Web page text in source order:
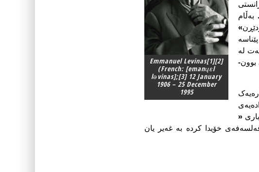
Emmanuel Levinas[1][2]
(French: [emanɥɛl
ləvinas];[3] 12 January
1906 – 25 December
1995
(زمانی، 1386، ص 23) و زانستی
پێناسە دەکات (کاپلستون ، 1385،ص 89) . بەڵام
ئەو تەنانەت لە
بوون-
«
خۆیدا کردە بە غەیر یان